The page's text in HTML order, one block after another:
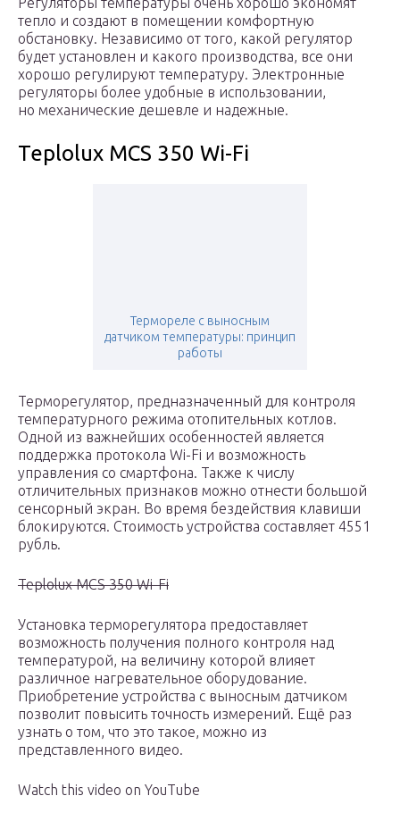
тепло и создают в помещении комфортную
обстановку. Независимо от того, какой регулятор
будет установлен и какого производства, все они
хорошо регулируют температуру. Электронные
регуляторы более удобные в использовании,
но механические дешевле и надежные.
Teplolux MCS 350 Wi-Fi
Термореле с выносным
датчиком температуры: принцип
работы
Терморегулятор, предназначенный для контроля
температурного режима отопительных котлов.
Одной из важнейших особенностей является
поддержка протокола Wi-Fi и возможность
управления со смартфона. Также к числу
отличительных признаков можно отнести большой
сенсорный экран. Во время бездействия клавиши
блокируются. Стоимость устройства составляет 4551
рубль.
Teplolux MCS 350 Wi-Fi
Установка терморегулятора предоставляет
возможность получения полного контроля над
температурой, на величину которой влияет
различное нагревательное оборудование.
Приобретение устройства с выносным датчиком
позволит повысить точность измерений. Ещё раз
узнать о том, что это такое, можно из
представленного видео.
Watch this video on YouTube